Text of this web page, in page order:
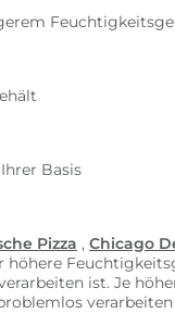
Basis
Pizza , Chicago
höhere
ist. Je
verarbeiten